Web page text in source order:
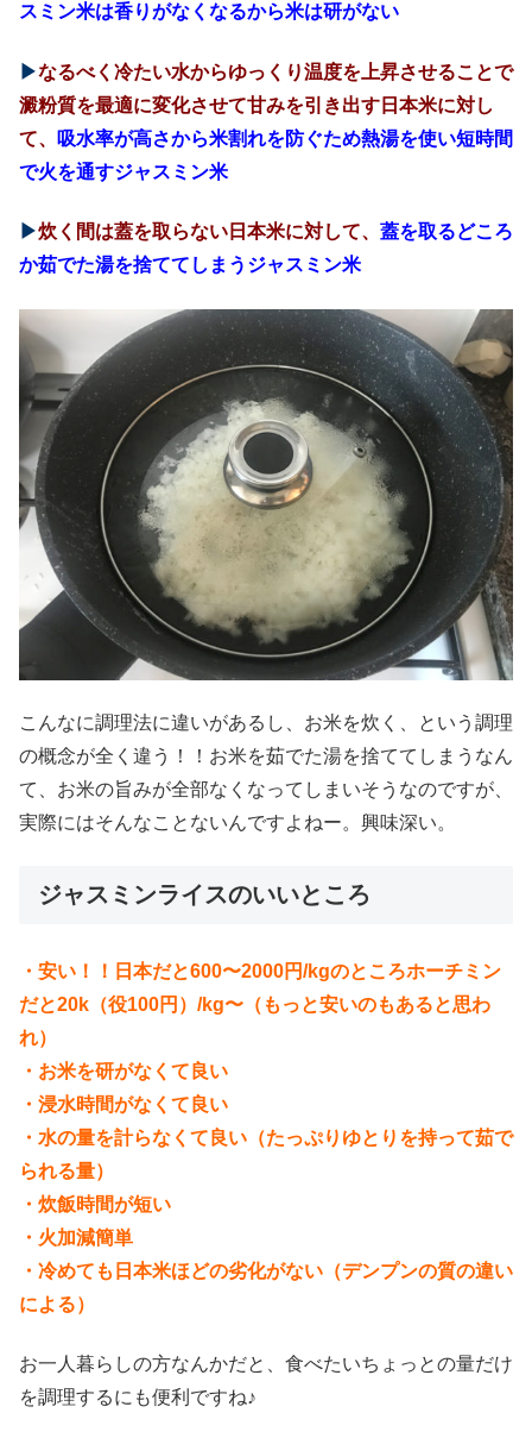
スミン米は香りがなくなるから米は研がない
▶︎なるべく冷たい水からゆっくり温度を上昇させることで
澱粉質を最適に変化させて甘みを引き出す日本米に対し
て、
吸水率が高さから米割れを防ぐため熱湯を使い短時間
で火を通すジャスミン米
▶︎炊く間は蓋を取らない日本米に対して、 蓋を取るどころ
か茹でた湯を捨ててしまうジャスミン米
こんなに調理法に違いがあるし、お米を炊く、という調理
の概念が全く違う！！お米を茹でた湯を捨ててしまうなん
て、お米の旨みが全部なくなってしまいそうなのですが、
実際にはそんなことないんですよねー。興味深い。
ジャスミンライスのいいところ
・安い！！日本だと600〜2000円/kgのところホーチミン
だと20k（役100円）/kg〜（もっと安いのもあると思わ
れ）
・お米を研がなくて良い
・浸水時間がなくて良い
・水の量を計らなくて良い（たっぷりゆとりを持って茹で
られる量）
・炊飯時間が短い
・火加減簡単
・冷めても日本米ほどの劣化がない（デンプンの質の違い
による）
お一人暮らしの方なんかだと、食べたいちょっとの量だけ
を調理するにも便利ですね♪